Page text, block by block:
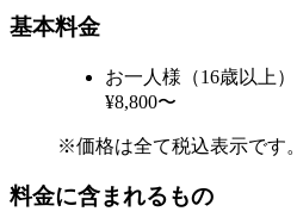
基本料金
お一人様（16歳以上）
¥8,800〜
※価格は全て税込表示です。
料金に含まれるもの